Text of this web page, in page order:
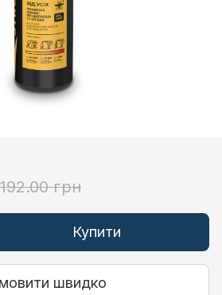
192.00 грн
Купити
швидко